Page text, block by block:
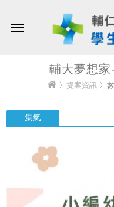
輔大夢想
〉 提案資訊 〉
集氣